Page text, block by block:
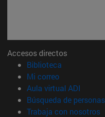
Accesos directos
Biblioteca
Mi correo(abre en
Aula virtual ADI
Búsqueda de personas
Trabaja con nosotros